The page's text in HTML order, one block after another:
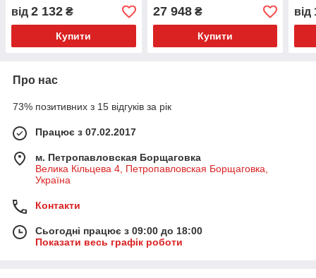
від 2 132 ₴
Купити
27 948₴
Купити
від
Про нас
73% позитивних з 15 відгуків за рік
Працює з 07.02.2017
м. Петропавловская Борщаговка
Велика Кільцева 4, Петропавловская Борщаговка,
Україна
Контакти
Сьогодні працює з 09:00 до 18:00
Показати весь графік роботи